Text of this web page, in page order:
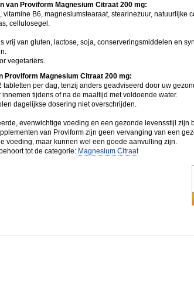
van Proviform Magnesium Citraat 200 mg:
vitamine B6, magnesiumstearaat, stearinezuur, natuurlijke
cellulosegel.
vrij van gluten, lactose, soja, conserveringsmiddelen en
vegetariërs.
Proviform Magnesium Citraat 200 mg:
tabletten per dag, tenzij anders geadviseerd door uw
innemen tijdens of na de maaltijd met voldoende water.
dagelijkse dosering niet overschrijden.
evenwichtige voeding en een gezonde levensstijl zijn
van Proviform zijn geen vervanging van een
voeding, maar kunnen wel een goede aanvulling zijn.
tot de categorie: Magnesium Citraat